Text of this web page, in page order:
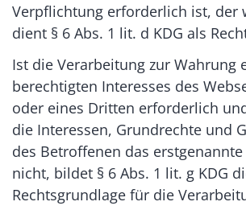
Verpflichtung erforderlich ist, der
dient § 6 Abs. 1 lit. d KDG als
Ist die Verarbeitung zur Wahrung
berechtigten Interesses des
oder eines Dritten erforderlich
die Interessen, Grundrechte und
des Betroffenen das
nicht, bildet § 6 Abs. 1 lit. g KDG
Rechtsgrundlage für die